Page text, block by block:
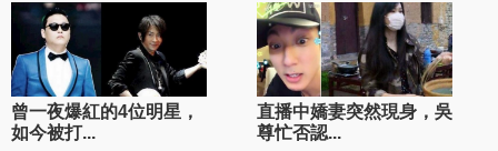
曾一夜爆紅的4位明星，
如今被打...
直播中嬌妻突然現身，吳
尊忙否認...